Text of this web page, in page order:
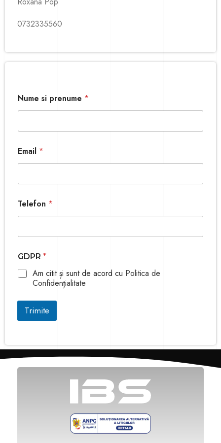
0732335560
Nume si prenume *
Email *
N
u
e
Telefon *
GDPR *
Am citit și sunt de acord cu Politica de
Confidențialitate
Trimite